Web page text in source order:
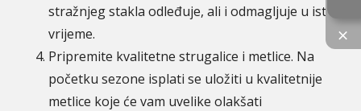
stražnjeg stakla odleđuje, ali i odmagljuje u isto
vrijeme.
Pripremite kvalitetne strugalice i metlice. Na
početku sezone isplati se uložiti u kvalitetnije
metlice koje će vam uvelike olakšati
×